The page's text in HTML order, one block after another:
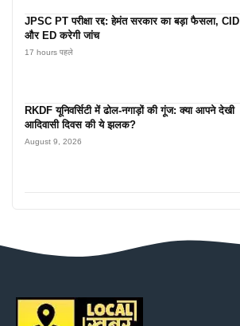
JPSC PT परीक्षा रद्द: हेमंत सरकार का बड़ा फैसला, CID
और ED करेगी जांच
17 hours पहले
RKDF यूनिवर्सिटी में ढोल-नगाड़ों की गूंज: क्या आपने देखी
आदिवासी दिवस की ये झलक?
August 9, 2026